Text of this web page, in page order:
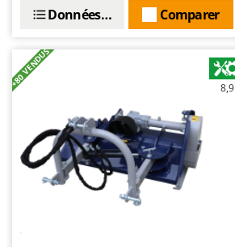
Tellarini Pompe
Tenco
Tornado
Tre Spade
Trev - Abrek - TecnoVIR
Comparer
Données techniques
+80 VENDUS 8,9